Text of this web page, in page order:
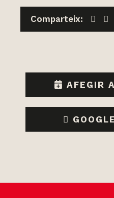
Comparteix:
AFEGIR